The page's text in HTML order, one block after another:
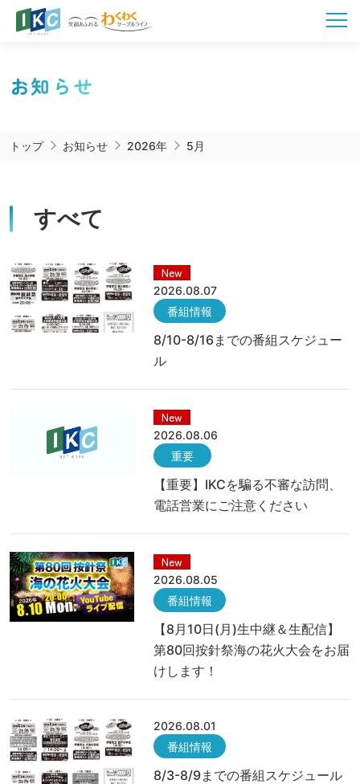
お知らせ
トップ お知らせ 2026年 5月
すべて
New
2026.08.07
番組情報
8/10-8/16までの番組スケジュー
ル
New
2026.08.06
重要
【重要】IKCを騙る不審な訪問、
電話営業にご注意ください
New
2026.08.05
番組情報
【8月10日(月)生中継＆生配信】
第80回按針祭海の花火大会をお届
けします！
2026.08.01
番組情報
8/3-8/9までの番組スケジュール